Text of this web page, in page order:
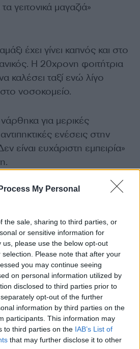
My Personal
the sale, sharing to third parties, or
or sensitive information for
please use the below opt-out
Please note that after your
you may continue seeing
on personal information utilized by
disclosed to third parties prior to
opt-out of the further
information by third parties on the
participants. This information may
to third parties on the IAB’s List of
that may further disclose it to other
γειτονικά μαγαζιά»
έχει γίνει καπνός και στο
Η 20χρονη φοιτήτρια
καλέσει ταξί ενώ λίγο
νοσοκομείο.
για μερικές
ενέσεις στην
είναι ευχάριστη εμπειρία»
η παραλιακή
περιστατικό. Είναι ο
7 μήνες είχε επικρατήσει
θαμώνας επιχείρησε να
παραλιακό μαγαζί με το 4X4
σπίτι της με το ατύχημα
στο κρεβάτι την
μιας και η ίδια μόλις